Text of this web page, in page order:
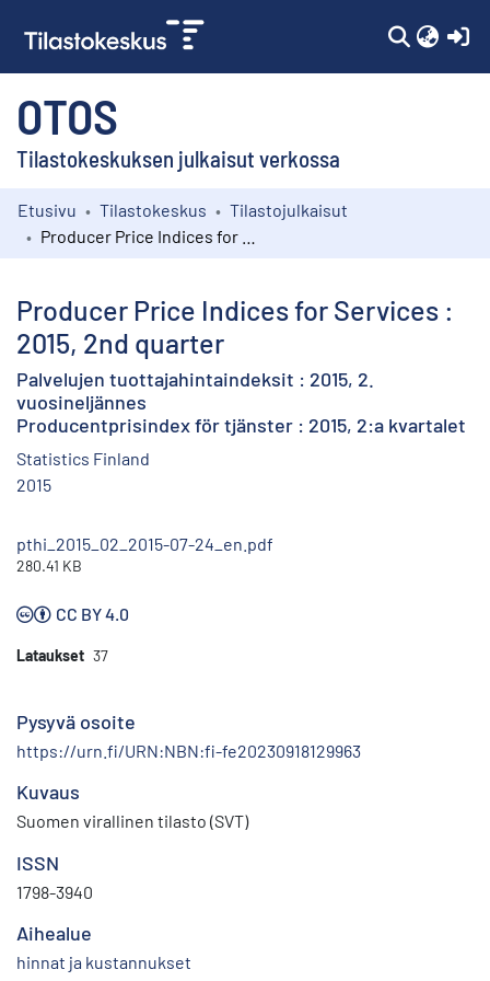
OTOS
Tilastokeskuksen julkaisut verkossa
Kokoelmat
Etusivu Tilastokeskus
Tilastojulkaisut
Producer Price Indices for Services :
2015, 2nd quarter
Palvelujen tuottajahintaindeksit : 2015, 2.
vuosineljännes
Producentprisindex för tjänster : 2015, 2:a kvartalet
Statistics Finland
2015
pthi_2015_02_2015-07-24_en.pdf
280.41 KB
CC BY 4.0
Lataukset 37
Pysyvä osoite
https://urn.fi/URN:NBN:fi-fe20230918129963
Kuvaus
Suomen virallinen tilasto (SVT)
ISSN
1798-3940
Aihealue
hinnat ja kustannukset